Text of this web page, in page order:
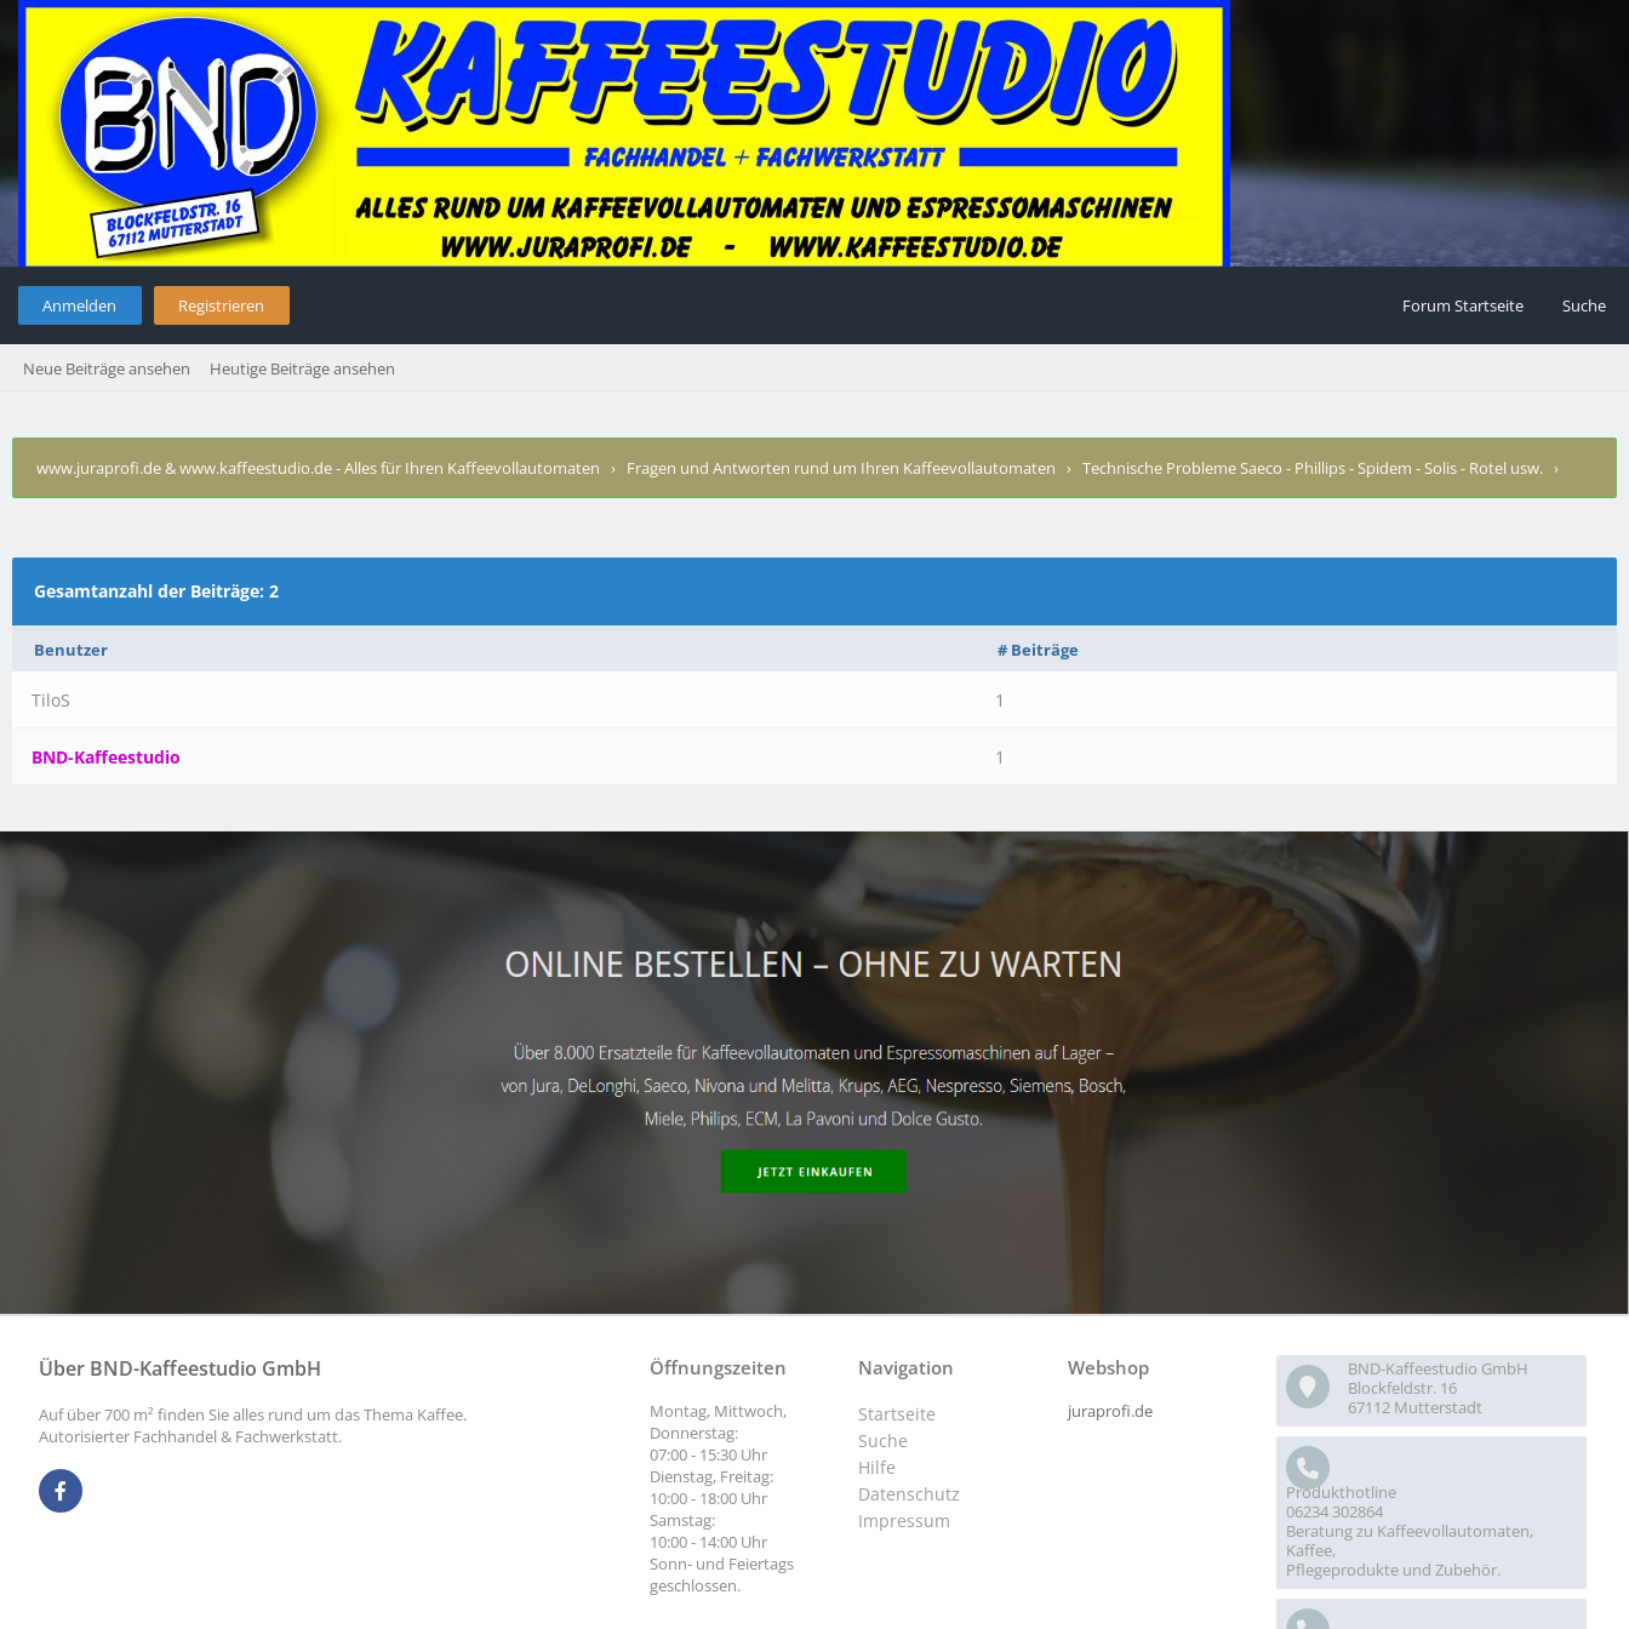
Anmelden Registrieren Forum Startseite Suche
Neue Beiträge ansehen Heutige Beiträge ansehen
www.juraprofi.de & www.kaffeestudio.de - Alles für Ihren Kaffeevollautomaten › Fragen und Antworten rund um Ihren Kaffeevollautomaten › Technische Probleme Saeco - Phillips - Spidem - Solis - Rotel usw. ›
Gesamtanzahl der Beiträge: 2
Benutzer # Beiträge
TiloS 1
BND-Kaffeestudio 1
Über BND-Kaffeestudio GmbH
Auf über 700 m² finden Sie alles rund um das Thema Kaffee.
Autorisierter Fachhandel & Fachwerkstatt.
BND-Kaffeestudio GmbH
Blockfeldstr. 16
67112 Mutterstadt
Produkthotline
06234 302864
Beratung zu Kaffeevollautomaten,
Kaffee,
Pflegeprodukte und Zubehör.
Webshop
juraprofi.de
Navigation
Startseite
Suche
Hilfe
Datenschutz
Impressum
Öffnungszeiten
Montag, Mittwoch,
Donnerstag:
07:00 - 15:30 Uhr
Dienstag, Freitag:
10:00 - 18:00 Uhr
Samstag:
10:00 - 14:00 Uhr
Sonn- und Feiertags
geschlossen.